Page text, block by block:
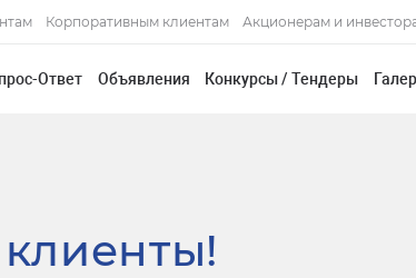
Корпоративным клиентам Акционерам и
Ответ Объявления Конкурсы / Тендеры